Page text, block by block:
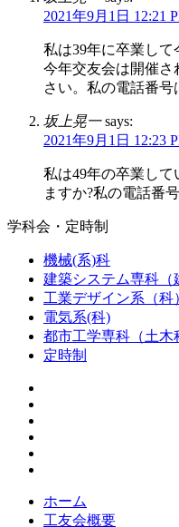
2021年9月1日 12:21
私は39年に卒業して
今年交友会は開催さ
さい。私の電話番号
坂上晃一 says:
2021年9月1日 12:23
私は49年の卒業し
ますか?私の電話番
学科会・定時制
機械(系)科
建築システム専科（
工業デザイン系（科
電気系(科)
都市工学専科（土木
定時制
ホーム
工友会概要